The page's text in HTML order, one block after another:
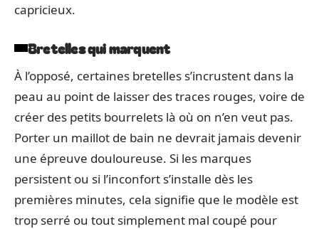
capricieux.
Bretelles qui marquent
À l’opposé, certaines bretelles s’incrustent dans la
peau au point de laisser des traces rouges, voire de
créer des petits bourrelets là où on n’en veut pas.
Porter un maillot de bain ne devrait jamais devenir
une épreuve douloureuse. Si les marques
persistent ou si l’inconfort s’installe dès les
premières minutes, cela signifie que le modèle est
trop serré ou tout simplement mal coupé pour